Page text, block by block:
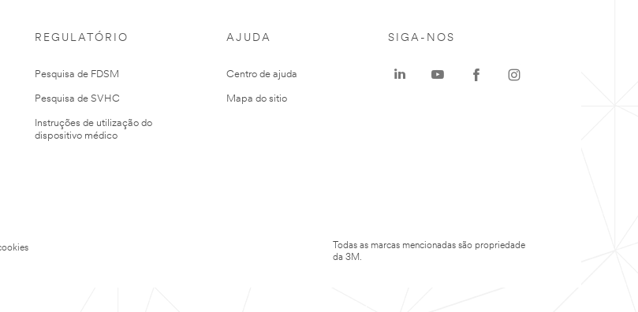
REGULATÓRIO
Pesquisa de FDSM
Pesquisa de SVHC
Instruções de utilização do
dispositivo médico
AJUDA
Centro de ajuda
Mapa do sitio
SIGA-NOS
Todas as marcas mencionadas são propriedade
da 3M.